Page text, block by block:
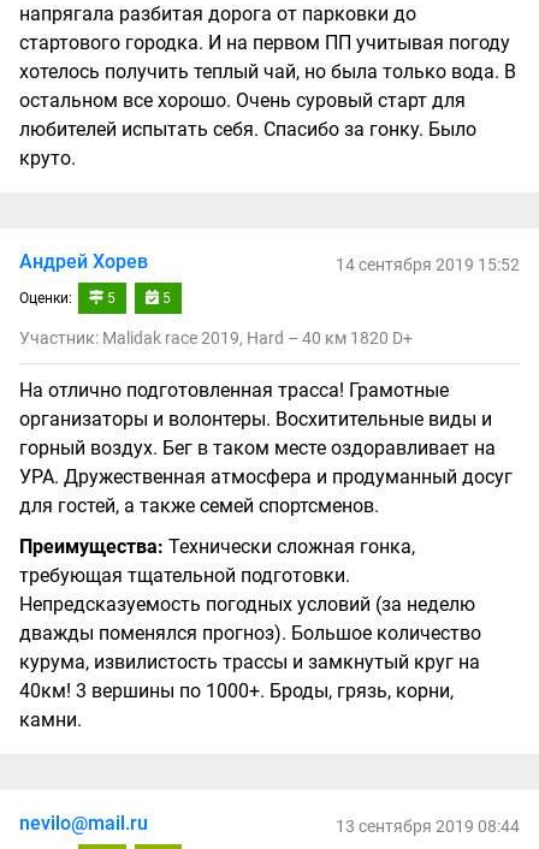
напрягала разбитая дорога от парковки до
стартового городка. И на первом ПП учитывая погоду
хотелось получить теплый чай, но была только вода. В
остальном все хорошо. Очень суровый старт для
любителей испытать себя. Спасибо за гонку. Было
круто.
Андрей Хорев
Оценки: 5 5
14 сентября 2019 15:52
Участник: Malidak race 2019, Hard – 40 км 1820 D+
На отлично подготовленная трасса! Грамотные
организаторы и волонтеры. Восхитительные виды и
горный воздух. Бег в таком месте оздоравливает на
УРА. Дружественная атмосфера и продуманный досуг
для гостей, а также семей спортсменов.
Преимущества: Технически сложная гонка,
требующая тщательной подготовки.
Непредсказуемость погодных условий (за неделю
дважды поменялся прогноз). Большое количество
курума, извилистость трассы и замкнутый круг на
40км! 3 вершины по 1000+. Броды, грязь, корни,
камни.
nevilo@mail.ru 13 сентября 2019 08:44